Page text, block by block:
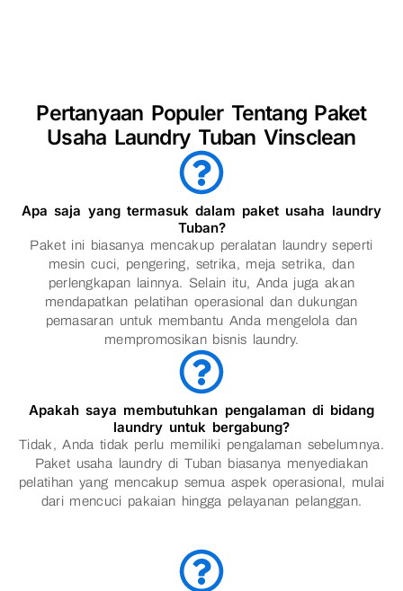
Pertanyaan Populer Tentang Paket
Usaha Laundry Tuban Vinsclean
Apa saja yang termasuk dalam paket usaha laundry
Tuban?
Paket ini biasanya mencakup peralatan laundry seperti
mesin cuci, pengering, setrika, meja setrika, dan
perlengkapan lainnya. Selain itu, Anda juga akan
mendapatkan pelatihan operasional dan dukungan
pemasaran untuk membantu Anda mengelola dan
mempromosikan bisnis laundry.
Apakah saya membutuhkan pengalaman di bidang
laundry untuk bergabung?
Tidak, Anda tidak perlu memiliki pengalaman sebelumnya.
Paket usaha laundry di Tuban biasanya menyediakan
pelatihan yang mencakup semua aspek operasional, mulai
dari mencuci pakaian hingga pelayanan pelanggan.